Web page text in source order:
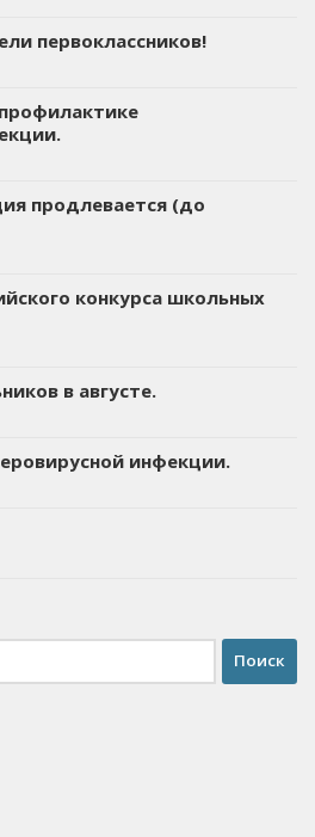
первоклассников!
продлевается (до
конкурса школьных
в августе.
инфекции.